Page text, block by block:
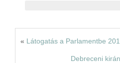
« Látogatás a Parlamentbe
Debreceni